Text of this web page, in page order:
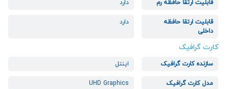
قابلیت ارتقا حافظه رم دارد
قابلیت ارتقا حافظه
داخلی
دارد
کارت گرافیک
سازنده کارت گرافیک اینتل
مدل کارت گرافیک UHD Graphics